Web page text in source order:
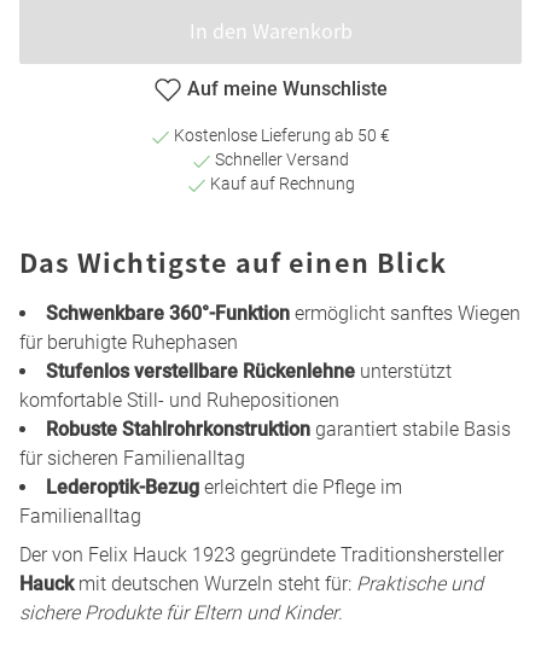
In den Warenkorb
Auf meine Wunschliste
Kostenlose Lieferung ab 50 €
Schneller Versand
Kauf auf Rechnung
Das Wichtigste auf einen Blick
Schwenkbare 360°-Funktion ermöglicht sanftes Wiegen
für beruhigte Ruhephasen
Stufenlos verstellbare Rückenlehne unterstützt
komfortable Still- und Ruhepositionen
Robuste Stahlrohrkonstruktion garantiert stabile Basis
für sicheren Familienalltag
Lederoptik-Bezug erleichtert die Pflege im
Familienalltag
Der von Felix Hauck 1923 gegründete Traditionshersteller
Hauckmit deutschen Wurzeln steht für: Praktische und
sichere Produkte für Eltern und Kinder.